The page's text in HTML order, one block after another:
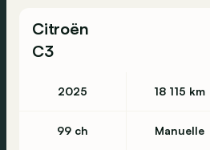
Citroën
C3
2025 18 115 km
99 ch Manuelle